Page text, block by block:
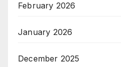
February 2026
January 2026
December 2025